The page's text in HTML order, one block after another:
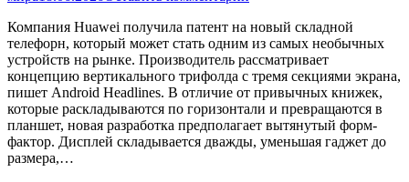
Компания Huawei получила патент на новый складной
телефорн, который может стать одним из самых необычных
устройств на рынке. Производитель рассматривает
концепцию вертикального трифолда с тремя секциями экрана,
пишет Android Headlines. В отличие от привычных книжек,
которые раскладываются по горизонтали и превращаются в
планшет, новая разработка предполагает вытянутый форм-
фактор. Дисплей складывается дважды, уменьшая гаджет до
размера,…